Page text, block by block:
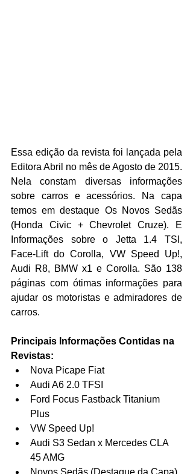
Essa edição da revista foi lançada pela
Editora Abril no mês de Agosto de 2015.
Nela constam diversas informações
sobre carros e acessórios. Na capa
temos em destaque Os Novos Sedãs
(Honda Civic + Chevrolet Cruze). E
Informações sobre o Jetta 1.4 TSI,
Face-Lift do Corolla, VW Speed Up!,
Audi R8, BMW x1 e Corolla. São 138
páginas com ótimas informações para
ajudar os motoristas e admiradores de
carros.
Principais Informações Contidas na
Revistas:
Nova Picape Fiat
Audi A6 2.0 TFSI
Ford Focus Fastback Titanium
Plus
VW Speed Up!
Audi S3 Sedan x Mercedes CLA
45 AMG
Novos Sedãs (Destaque da Capa)